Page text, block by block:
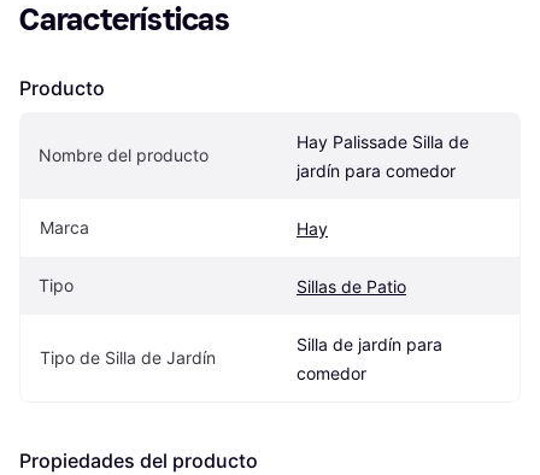
Características
Producto
Nombre del producto
Hay Palissade Silla de
jardín para comedor
Marca Hay
Tipo Sillas de Patio
Tipo de Silla de Jardín
Silla de jardín para
comedor
Propiedades del producto